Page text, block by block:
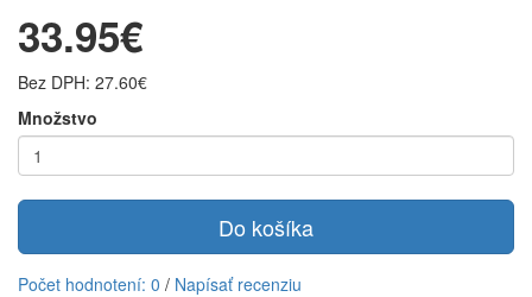
33.95€
Bez DPH: 27.60€
Množstvo
Do košíka
Počet hodnotení: 0 / Napísať recenziu